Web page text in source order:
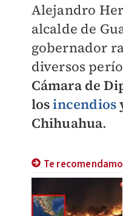
Alejandro
alcalde de
gobernador
diversos
Cámara de
losincendios
Chihuahua.
Te